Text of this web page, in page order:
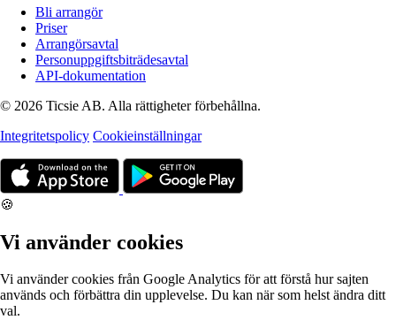
Bli arrangör
Priser
Arrangörsavtal
Personuppgiftsbiträdesavtal
API-dokumentation
© 2026 Ticsie AB. Alla rättigheter förbehållna.
Integritetspolicy Cookieinställningar
🍪
Vi använder cookies
Vi använder cookies från Google Analytics för att förstå hur sajten
används och förbättra din upplevelse. Du kan när som helst ändra ditt
val.